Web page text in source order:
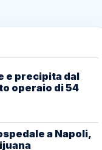
e precipita dal
operaio di 54
a Napoli,